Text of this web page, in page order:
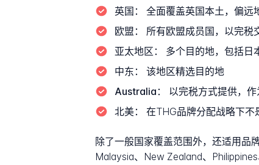
英国：
全面覆盖英国本土，偏远
欧盟：
所有欧盟成员国，以完税
亚太地区：
多个目的地，包括日
中东：
该地区精选目的地
Australia：
以完税方式提供，
北美：
在THG品牌分配战略下
除了一般国家覆盖范围外，还适用品
Malaysia、New Zealand、